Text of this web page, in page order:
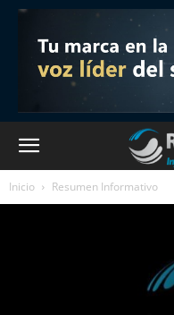
Inicio Resumen Informativo